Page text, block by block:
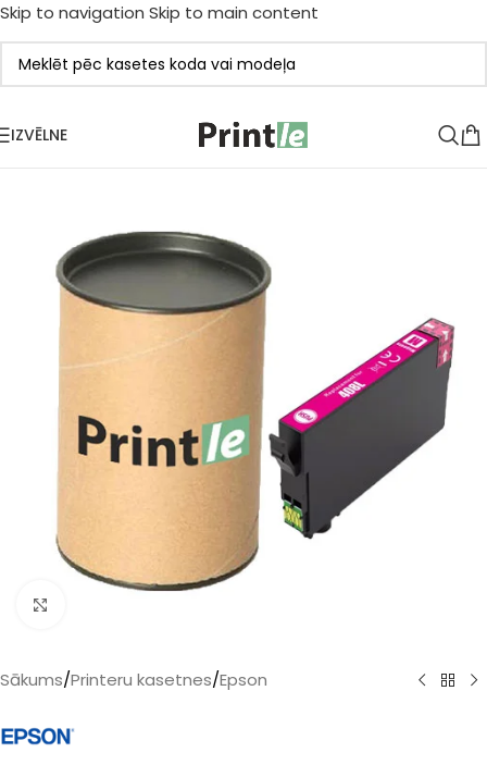
Skip to navigation Skip to main content
IZVĒLNE
Sākums/Printeru kasetnes/Epson